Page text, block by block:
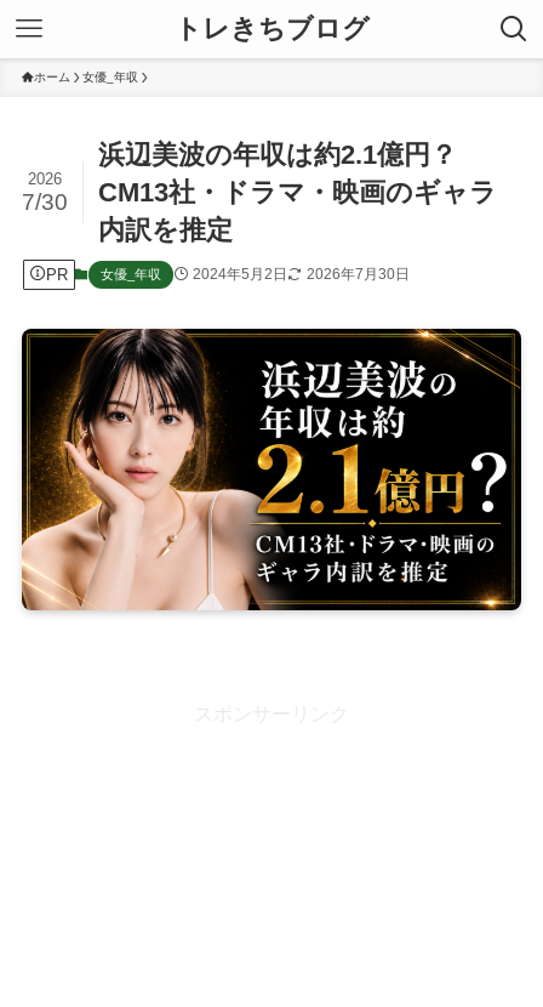
トレきちブログ
ホーム 女優_年収
浜辺美波の年収は約2.1億円？
CM13社・ドラマ・映画のギャラ
内訳を推定
2026
7/30
PR 女優_年収 2024年5月2日 2026年7月30日